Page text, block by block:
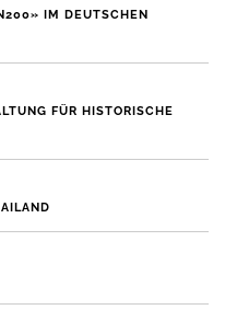
IM DEUTSCHEN
FÜR HISTORISCHE